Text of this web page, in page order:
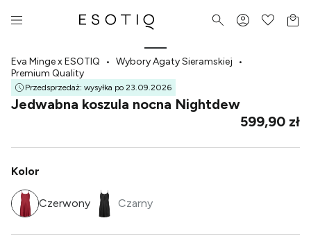
Eva Minge x ESOTIQ • Wybory Agaty Sieramskiej
•
Premium Quality
Przedsprzedaż: wysyłka po 23.09.2026
Jedwabna koszula nocna Nightdew
599,90 zł
Kolor
Czerwony Czarny